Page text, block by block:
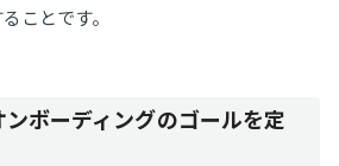
ことです。
ボーディングのゴールを定